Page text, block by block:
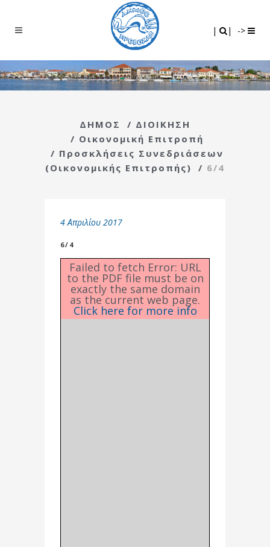
| | ->
ΔΗΜΟΣ / ΔΙΟΙΚΗΣΗ
/ Οικονομική Επιτροπή
/ Προσκλήσεις Συνεδριάσεων
(Οικονομικής Επιτροπής)
/ 6/4
4 Απριλίου 2017
6/4
Failed to fetch Error: URL
to the PDF file must be on
exactly the same domain
as the current web page.
Click here for more info